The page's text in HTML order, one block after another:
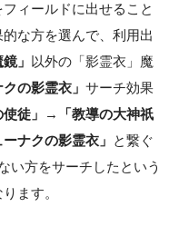
ィールドに出せること
な方を選んで、利用出
」 以外の「影霊衣」魔
の影霊衣」 サーチ効果
徒」 →
「教導の大神祇
ーナクの影霊衣」 と繋ぐ
い方をサーチしたという
ます。